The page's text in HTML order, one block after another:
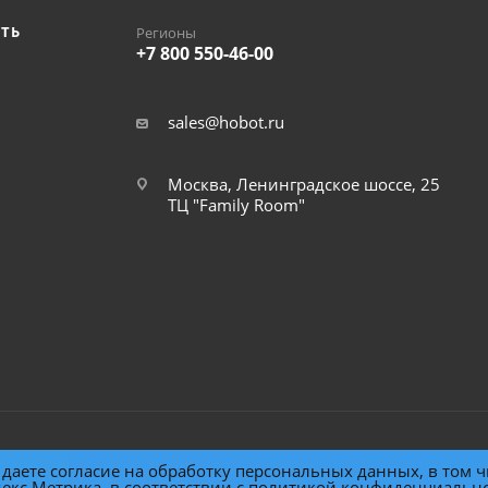
Регионы
+7 800 550-46-00
sales@hobot.ru
Москва, Ленинградское шоссе, 25
ТЦ "Family Room"
согласие на обработку персональных данных, в том